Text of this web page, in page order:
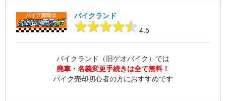
バイクランド
4.5
バイクランド（旧ゲオバイク）では
廃車・名義変更手続きは全て無料！
バイク売却初心者の方におすすめです